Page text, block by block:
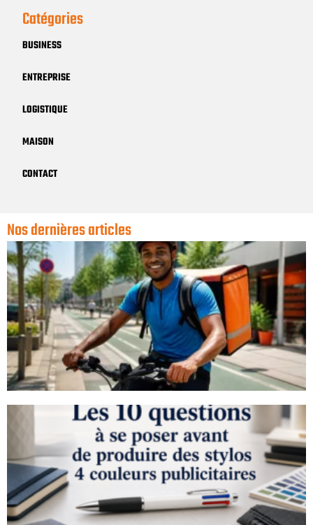
Catégories
BUSINESS
ENTREPRISE
LOGISTIQUE
MAISON
CONTACT
Nos dernières articles